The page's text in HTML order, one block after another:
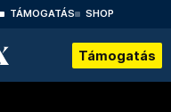
TÁMOGATÁS SHOP
Támogatás